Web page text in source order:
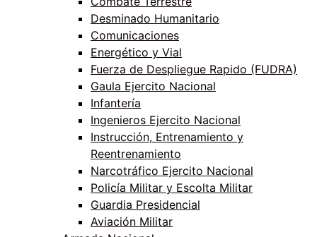
Desminado Humanitario
Comunicaciones
Energético y Vial
Fuerza de Despliegue Rapido (FUDRA)
Gaula Ejercito Nacional
Infantería
Ingenieros Ejercito Nacional
Instrucción, Entrenamiento y
Reentrenamiento
Narcotráfico Ejercito Nacional
Policía Militar y Escolta Militar
Guardia Presidencial
Aviación Militar